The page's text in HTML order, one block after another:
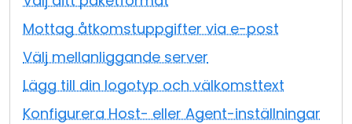
Mottag åtkomstuppgifter via e-post
Välj mellanliggande server
Lägg till din logotyp och välkomsttext
Konfigurera Host- eller Agent-inställningar
Moln & Lokal installation